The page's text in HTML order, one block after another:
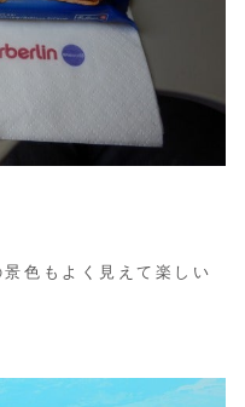
色もよく見えて楽しい